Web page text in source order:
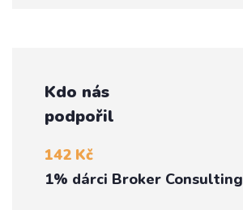
Kdo nás
podpořil
142 Kč
1% dárci Broker Consulting